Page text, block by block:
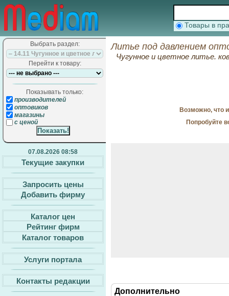
Товары в
Выбрать раздел:
Перейти к товару:
Показывать только:
производителей
оптовиков
магазины
с ценой
07.08.2026 08:58
Текущие закупки
Запросить цены
Добавить фирму
Каталог цен
Рейтинг фирм
Каталог товаров
Услуги портала
Контакты редакции
Литье под давлением
Чугунное и цветное литье.
Возможно, что
Попробуйте
Дополнительно